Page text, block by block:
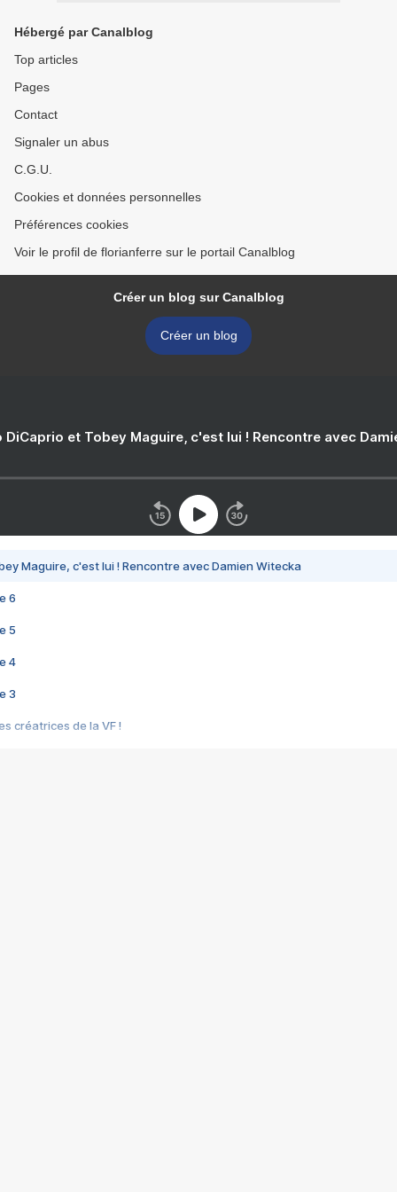
Hébergé par Canalblog
Top articles
Pages
Contact
Signaler un abus
C.G.U.
Cookies et données personnelles
Préférences cookies
Voir le profil de florianferre sur le portail Canalblog
Créer un blog sur Canalblog
Créer un blog
DiCaprio et Tobey Maguire, c'est lui ! Rencontre avec
Maguire, c'est lui ! Rencontre avec Damien Witecka
6
5
4
3
créatrices de la VF !